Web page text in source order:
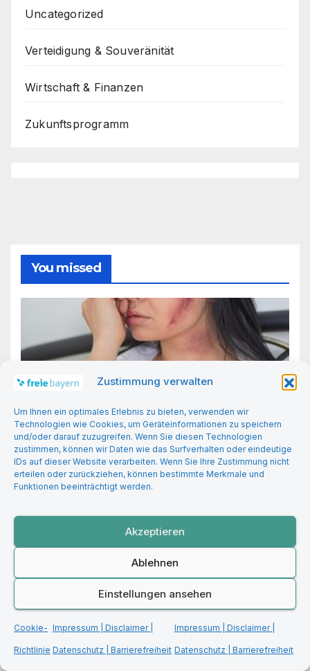
Zustimmung verwalten
Um Ihnen ein optimales Erlebnis zu bieten, verwenden wir
Technologien wie Cookies, um Geräteinformationen zu speichern
und/oder darauf zuzugreifen. Wenn Sie diesen Technologien
zustimmen, können wir Daten wie das Surfverhalten oder eindeutige
IDs auf dieser Website verarbeiten. Wenn Sie Ihre Zustimmung nicht
erteilen oder zurückziehen, können bestimmte Merkmale und
Funktionen beeinträchtigt werden.
Akzeptieren
Ablehnen
Einstellungen ansehen
Cookie-
Richtlinie
Impressum | Disclaimer |
Datenschutz | Barrierefreiheit
Impressum | Disclaimer |
Datenschutz | Barrierefreiheit
Uncategorized
Verteidigung & Souveränität
Wirtschaft & Finanzen
Zukunftsprogramm
You missed
BILDUNG | DIGITALISIERUNG GESELLSCHAFT & KULTUR
Wenn „kein Kommentar“ zur
Antwort wird – Über
Warnsignale aus Schulen, die
niemand hören will
WIRTSCHAFT & FINANZEN
Bayerns Wirtschaft blutet
aus. Wie lange wollen und
können wir uns den
wirtschaftlichen Niedergang
noch leisten?